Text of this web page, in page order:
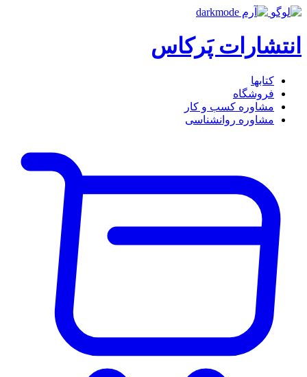
انتشارات پَرکاس
کتاب‎ها
فروشگاه
مشاوره کسب و کار
مشاوره روان‎شناسی